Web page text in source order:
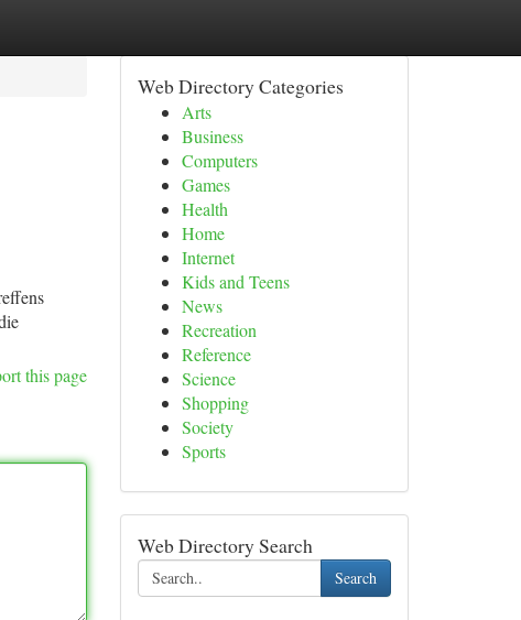
this page
Web Directory Categories
Arts
Business
Computers
Games
Health
Home
Internet
Kids and Teens
News
Recreation
Reference
Science
Shopping
Society
Sports
Web Directory Search
Search